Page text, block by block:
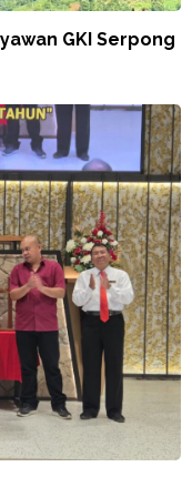
GKI Serpong